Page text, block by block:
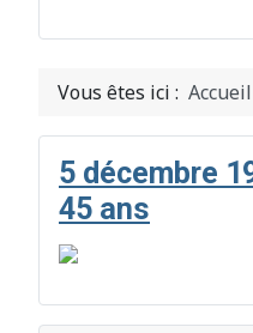
Vous êtes ici : Accueil
5 décembre
45 ans